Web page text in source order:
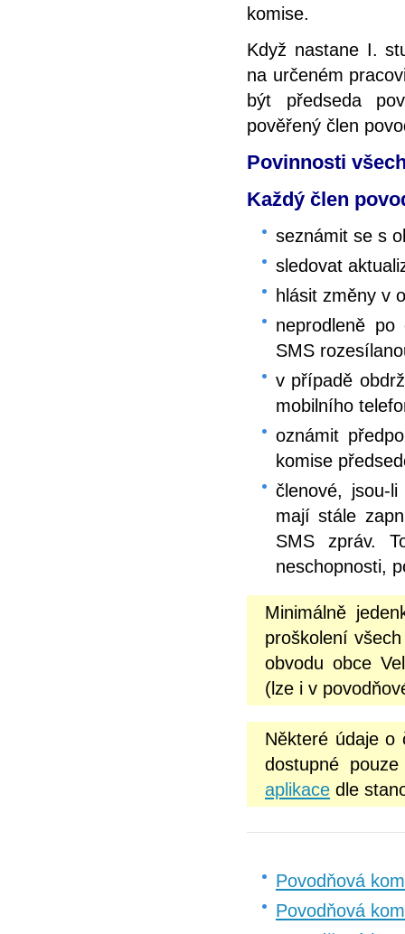
komise.
Když nastane I.
na určeném
být předseda
pověřený člen
Povinnosti
Každý člen
seznámit se s
sledovat
hlásit změny v
neprodleně
SMS
v případě
mobilního
oznámit
komise
členové, jsou-
mají stále
SMS zpráv.
neschopnosti,
Minimálně
proškolení
obvodu obce
(lze i v
Některé údaje o
dostupné
aplikace dle
Povodňová
Povodňová